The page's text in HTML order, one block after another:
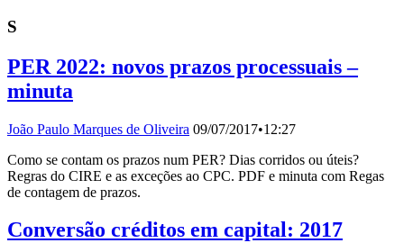
S
PER 2022: novos prazos processuais –
minuta
João Paulo Marques de Oliveira 09/07/2017•12:27
Como se contam os prazos num PER? Dias corridos ou úteis?
Regras do CIRE e as exceções ao CPC. PDF e minuta com Regas
de contagem de prazos.
Conversão créditos em capital: 2017